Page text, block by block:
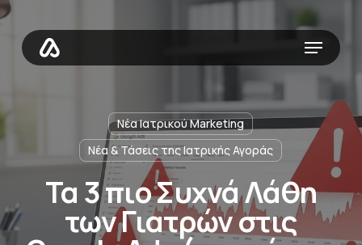
Skip
main
Menu
Νέα Ιατρικού Marketing
Νέα & Τάσεις της Ιατρικής Αγοράς
Τα 3 πιο Συχνά Λάθη
των Γιατρών στις